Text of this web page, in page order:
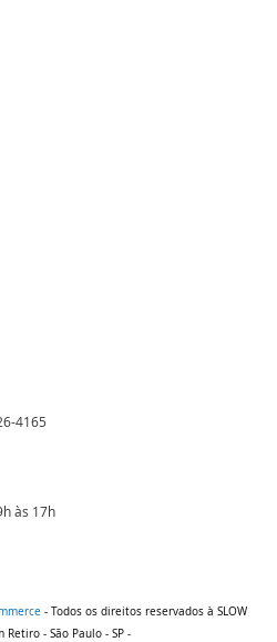
4165
às 17h
- Todos os direitos reservados à SLOW
Retiro - São Paulo - SP -